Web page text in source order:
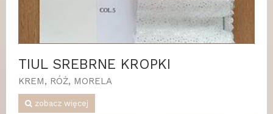
TIUL SREBRNE KROPKI
KREM, RÓŻ, MORELA
zobacz więcej